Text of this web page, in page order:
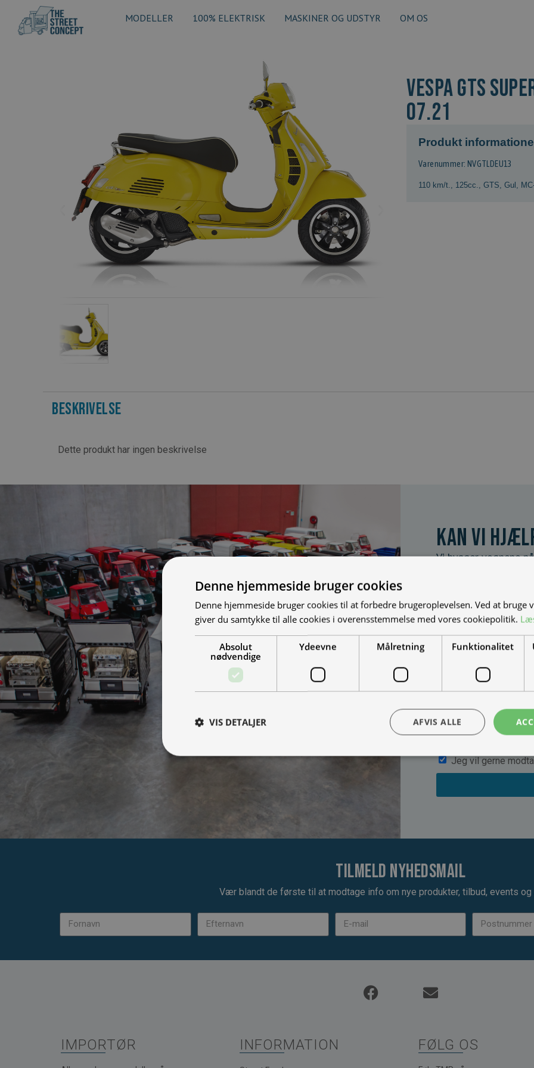
MODELLER 100% ELEKTRISK MASKINER OG UDSTYR OM OS
VESPA GTS
07.21
Produkt
Varenummer: NVGTLDEU13
110 km/t. 125cc. GTS Gul
Beskrivelse
Dette produkt har ingen beskrivelse
Kan vi
Vi bygger vognene
dine behov. Udfyld
Jeg vil gerne
Tilmeld nyhedsmail
Vær blandt de første til at modtage info om nye produkter, tilbud, events og
IMPORTØR INFORMATION FØLG OS
Denne hjemmeside bruger cookies
Denne hjemmeside bruger cookies til at forbedre brugeroplevelsen. Ved at bruge
giver du samtykke til alle cookies i overensstemmelse med vores cookiepolitik.
Absolut
nødvendige
Ydeevne Målretning Funktionalitet
AFVIS ALLE
VIS DETALJER